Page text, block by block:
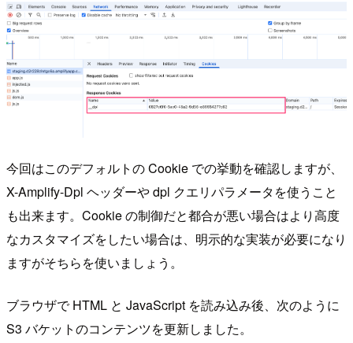
今回はこのデフォルトの Cookie での挙動を確認しますが、
X-Amplify-Dpl ヘッダーや dpl クエリパラメータを使うこと
も出来ます。Cookie の制御だと都合が悪い場合はより高度
なカスタマイズをしたい場合は、明示的な実装が必要になり
ますがそちらを使いましょう。
ブラウザで HTML と JavaScript を読み込み後、次のように
S3 バケットのコンテンツを更新しました。